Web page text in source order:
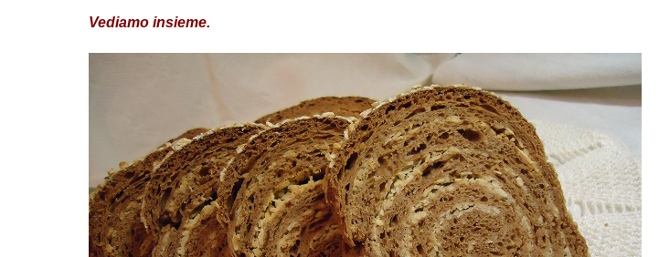
Vediamo insieme.